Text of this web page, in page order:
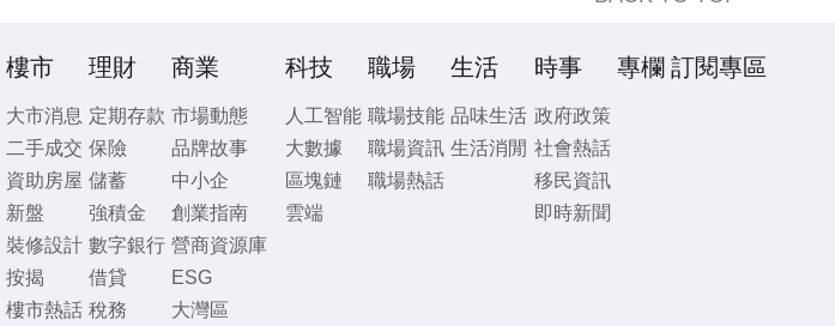
樓市
大市消息
二手成交
資助房屋
新盤
裝修設計
按揭
樓市熱話
理財
定期存款
保險
儲蓄
強積金
數字銀行
借貸
稅務
商業
市場動態
品牌故事
中小企
創業指南
營商資源庫
ESG
大灣區
科技
人工智能
大數據
區塊鏈
雲端
職場
職場技能
職場資訊
職場熱話
生活
品味生活
生活消閒
時事
政府政策
社會熱話
移民資訊
即時新聞
專欄 訂閱專區